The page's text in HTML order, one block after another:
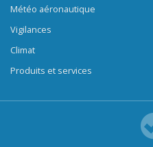
Météo aéronautique
Vigilances
Climat
Produits et services